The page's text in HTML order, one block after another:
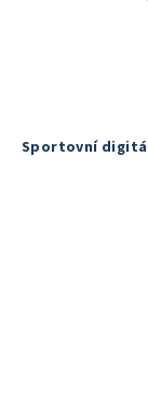
Sportovní